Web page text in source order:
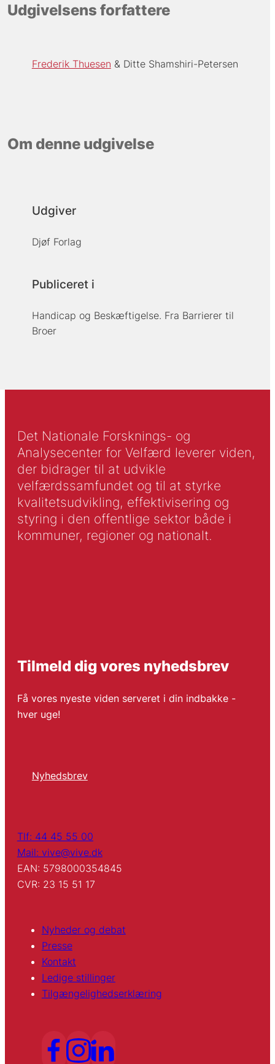
Udgivelsens forfattere
Frederik Thuesen Ditte Shamshiri-Petersen
Om denne udgivelse
Udgiver
Djøf Forlag
Publiceret i
Handicap og Beskæftigelse. Fra Barrierer til
Broer
Det Nationale Forsknings- og
Analysecenter for Velfærd leverer viden,
der bidrager til at udvikle
velfærdssamfundet og til at styrke
kvalitetsudvikling, effektivisering og
styring i den offentlige sektor både i
kommuner, regioner og nationalt.
Tilmeld dig vores nyhedsbrev
Få vores nyeste viden serveret i din indbakke -
hver uge!
Nyhedsbrev
Tlf: 44 45 55 00
Mail: vive@vive.dk
EAN: 5798000354845
CVR: 23 15 51 17
Nyheder og debat
Presse
Kontakt
Ledige stillinger
Tilgængelighedserklæring